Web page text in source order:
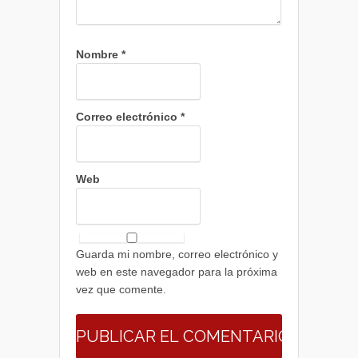
Nombre *
Correo electrónico *
Web
Guarda mi nombre, correo electrónico y
web en este navegador para la próxima
vez que comente.